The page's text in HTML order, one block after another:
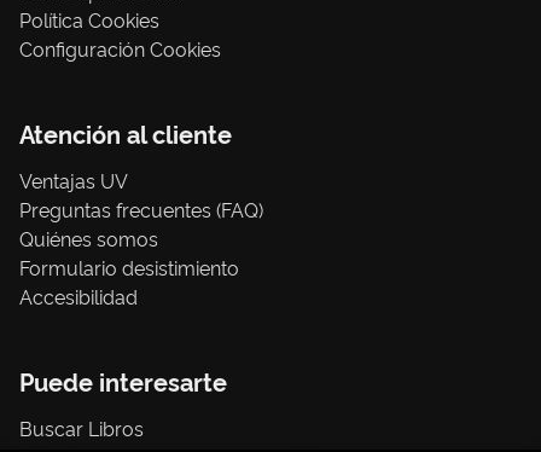
Política Cookies
Configuración Cookies
Atención al cliente
Ventajas UV
Preguntas frecuentes (FAQ)
Quiénes somos
Formulario desistimiento
Accesibilidad
Puede interesarte
Buscar Libros